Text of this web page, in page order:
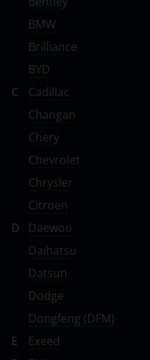
BMW
Brilliance
BYD
C
Cadillac
Changan
Chery
Chevrolet
Chrysler
Citroen
D
Daewoo
Daihatsu
Datsun
Dodge
Dongfeng (DFM)
E
Exeed